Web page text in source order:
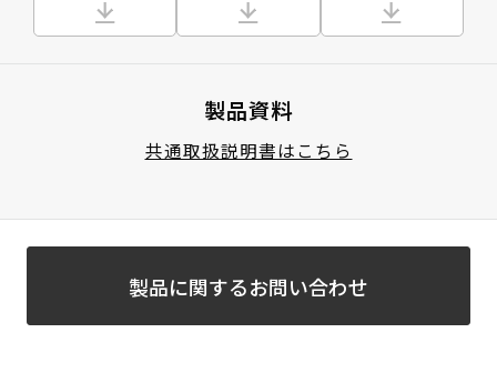
製品資料
共通取扱説明書はこちら
製品に関するお問い合わせ